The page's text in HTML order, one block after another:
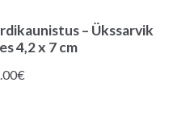
– Ükssarvik
4,2 x 7 cm
€